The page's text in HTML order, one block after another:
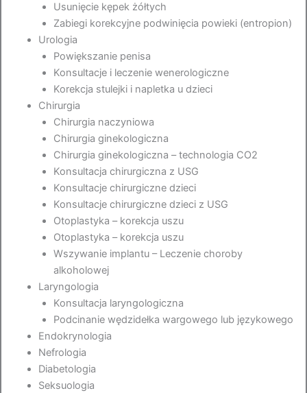
Usunięcie kępek żółtych
Zabiegi korekcyjne podwinięcia powieki (entropion)
Urologia
Powiększanie penisa
Konsultacje i leczenie wenerologiczne
Korekcja stulejki i napletka u dzieci
Chirurgia
Chirurgia naczyniowa
Chirurgia ginekologiczna
Chirurgia ginekologiczna – technologia CO2
Konsultacja chirurgiczna z USG
Konsultacje chirurgiczne dzieci
Konsultacje chirurgiczne dzieci z USG
Otoplastyka – korekcja uszu
Otoplastyka – korekcja uszu
Wszywanie implantu – Leczenie choroby
alkoholowej
Laryngologia
Konsultacja laryngologiczna
Podcinanie wędzidełka wargowego lub językowego
Endokrynologia
Nefrologia
Diabetologia
Seksuologia